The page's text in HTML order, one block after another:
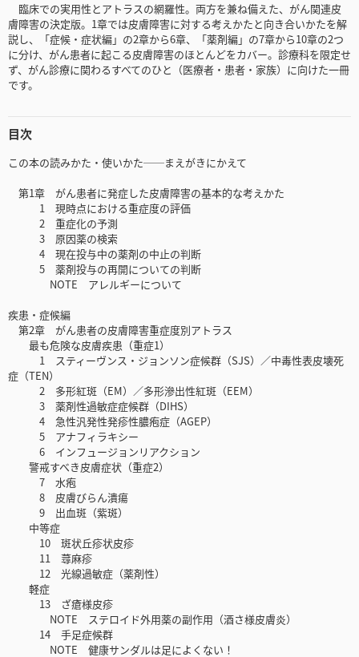
臨床での実用性とアトラスの網羅性。両方を兼ね備えた、がん関連皮
膚障害の決定版。1章では皮膚障害に対する考えかたと向き合いかたを解
説し、「症候・症状編」の2章から6章、「薬剤編」の7章から10章の2つ
に分け、がん患者に起こる皮膚障害のほとんどをカバー。診療科を限定せ
ず、がん診療に関わるすべてのひと（医療者・患者・家族）に向けた一冊
です。
目次
この本の読みかた・使いかた──まえがきにかえて
第1章 がん患者に発症した皮膚障害の基本的な考えかた
1 現時点における重症度の評価
2 重症化の予測
3 原因薬の検索
4 現在投与中の薬剤の中止の判断
5 薬剤投与の再開についての判断
NOTE アレルギーについて
疾患・症候編
第2章 がん患者の皮膚障害重症度別アトラス
最も危険な皮膚疾患（重症1）
1 スティーヴンス・ジョンソン症候群（SJS）／中毒性表皮壊死
症（TEN）
2 多形紅斑（EM）／多形滲出性紅斑（EEM）
3 薬剤性過敏症症候群（DIHS）
4 急性汎発性発疹性膿疱症（AGEP）
5 アナフィラキシー
6 インフュージョンリアクション
警戒すべき皮膚症状（重症2）
7 水疱
8 皮膚びらん潰瘍
9 出血斑（紫斑）
中等症
10 斑状丘疹状皮疹
11 蕁麻疹
12 光線過敏症（薬剤性）
軽症
13 ざ瘡様皮疹
NOTE ステロイド外用薬の副作用（酒さ様皮膚炎）
14 手足症候群
NOTE 健康サンダルは足によくない！